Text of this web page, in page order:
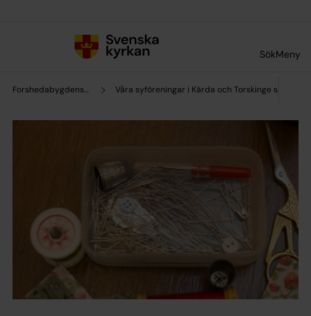
SökMeny
Forshedabygdens församling Våra syföreningar i Kärda och Torskinge samt